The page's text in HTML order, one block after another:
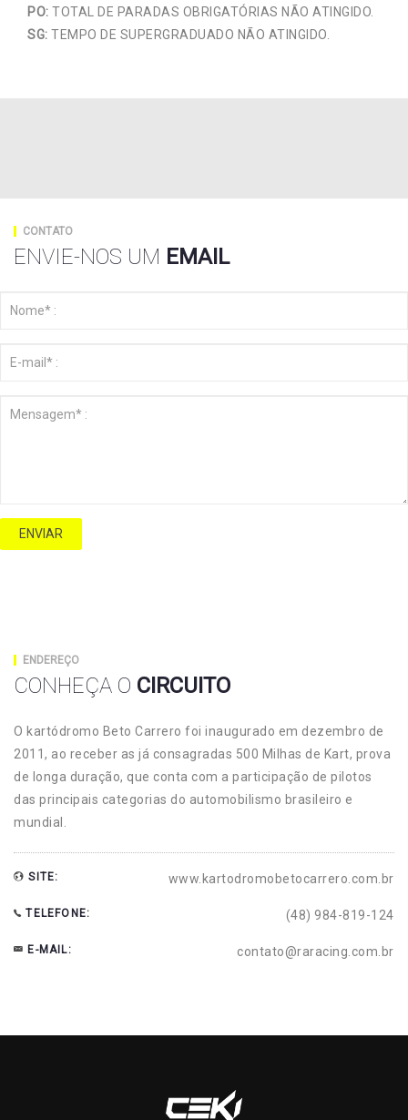
PO: TOTAL DE PARADAS OBRIGATÓRIAS NÃO ATINGIDO.
SG: TEMPO DE SUPERGRADUADO NÃO ATINGIDO.
CONTATO
ENVIE-NOS UM EMAIL
ENVIAR
ENDEREÇO
CONHEÇA O CIRCUITO
O kartódromo Beto Carrero foi inaugurado em dezembro de
2011, ao receber as já consagradas 500 Milhas de Kart, prova
de longa duração, que conta com a participação de pilotos
das principais categorias do automobilismo brasileiro e
mundial.
SITE: www.kartodromobetocarrero.com.br
TELEFONE: (48) 984-819-124
E-MAIL: contato@raracing.com.br